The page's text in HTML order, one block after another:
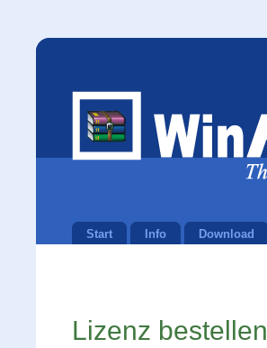
Start Info Download
Lizenz bestellen